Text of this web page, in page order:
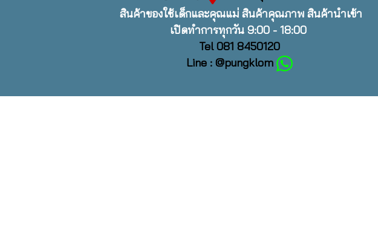
สินค้าของใช้เด็กและคุณแม่ สินค้าคุณภาพ สินค้านำเข้า
เปิดทำการทุกวัน 9:00 - 18:00
Tel 081 8450120
Line : @pungklom